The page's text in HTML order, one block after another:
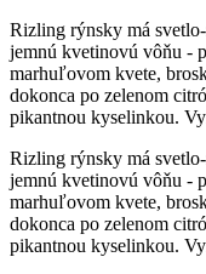
Rizling rýnsky má
jemnú kvetinovú vôňu -
marhuľovom kvete,
dokonca po zelenom
pikantnou kyselinkou.
Rizling rýnsky má
jemnú kvetinovú vôňu -
marhuľovom kvete,
dokonca po zelenom
pikantnou kyselinkou.